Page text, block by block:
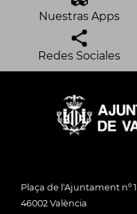
Nuestras Apps
Redes Sociales
Plaça de l'Ajuntament nº 1
46002 València